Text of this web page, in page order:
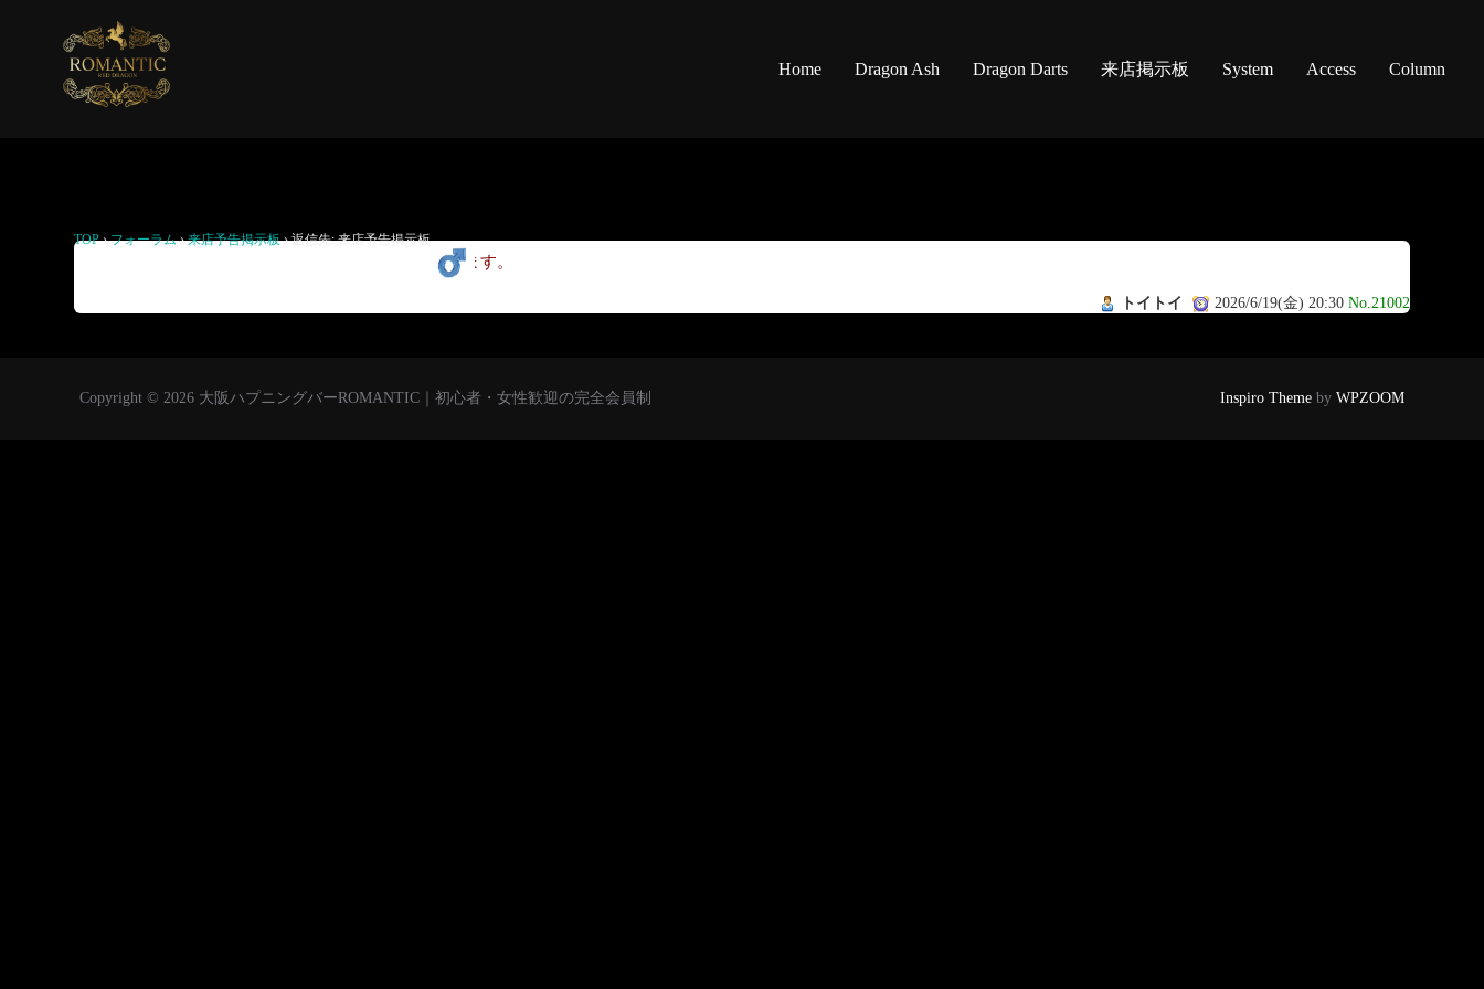
Home Dragon Ash Dragon Darts 来店掲示板 System Access Column
返信先: 来店予告掲示板
TOP › フォーラム › 来店予告掲示板 › 返信先: 来店予告掲示板
いきます。
トイトイ 2026/6/19(金) 20:30 No.21002
Copyright © 2026 大阪ハプニングバーROMANTIC｜初心者・女性歓迎の完全会員制 Inspiro Theme by WPZOOM